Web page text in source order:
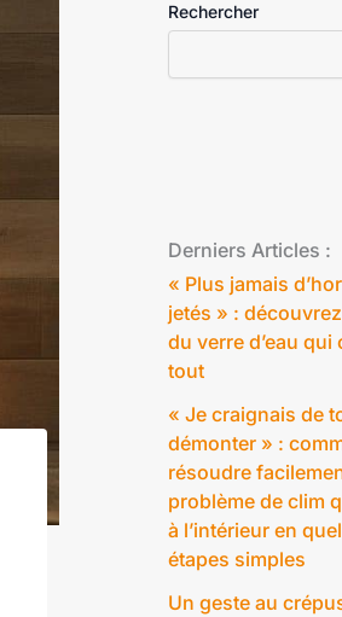
Rechercher
Derniers Articles :
« Plus jamais
jetés » :
du verre d’eau qui
tout
« Je craignais de
démonter » :
résoudre
problème de clim
à l’intérieur en
étapes simples
Un geste au